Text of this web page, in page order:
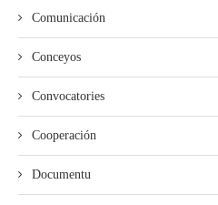
Comunicación
Conceyos
Convocatories
Cooperación
Documentu